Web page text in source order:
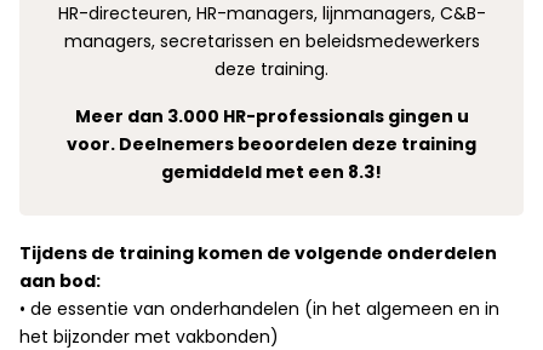
HR-directeuren, HR-managers, lijnmanagers, C&B-
managers, secretarissen en beleidsmedewerkers
deze training.
Meer dan 3.000 HR-professionals gingen u
voor. Deelnemers beoordelen deze training
gemiddeld met een 8.3!
Tijdens de training komen de volgende onderdelen
aan bod:
• de essentie van onderhandelen (in het algemeen en in
het bijzonder met vakbonden)